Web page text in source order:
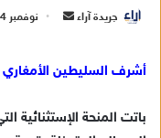
جريدة آراء نوفمبر 4, 2024
أشرف السليطين الأمغاري
باتت المنحة الإستثنائية